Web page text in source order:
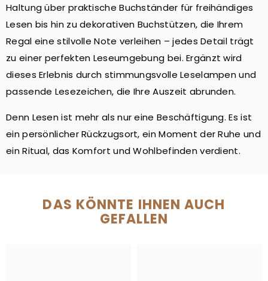
Haltung über praktische Buchständer für freihändiges
Lesen bis hin zu dekorativen Buchstützen, die Ihrem
Regal eine stilvolle Note verleihen – jedes Detail trägt
zu einer perfekten Leseumgebung bei. Ergänzt wird
dieses Erlebnis durch stimmungsvolle Leselampen und
passende Lesezeichen, die Ihre Auszeit abrunden.
Denn Lesen ist mehr als nur eine Beschäftigung. Es ist
ein persönlicher Rückzugsort, ein Moment der Ruhe und
ein Ritual, das Komfort und Wohlbefinden verdient.
DAS KÖNNTE IHNEN AUCH
GEFALLEN